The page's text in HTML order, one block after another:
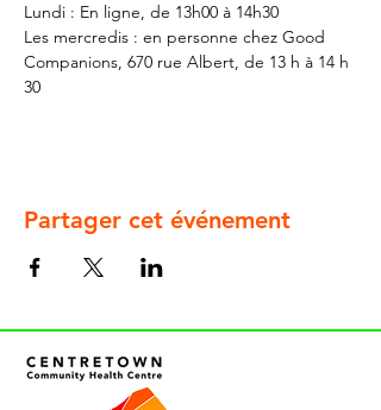
Lundi : En ligne, de 13h00 à 14h30
Les mercredis : en personne chez Good
Companions, 670 rue Albert, de 13 h à 14 h
30
Partager cet événement